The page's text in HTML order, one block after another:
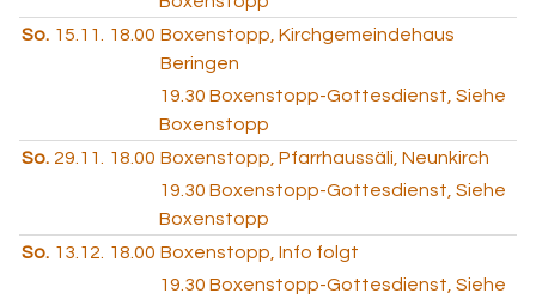
So. 15.11. 18.00 Boxenstopp, Kirchgemeindehaus
Beringen
19.30 Boxenstopp-Gottesdienst, Siehe
Boxenstopp
So. 29.11. 18.00 Boxenstopp, Pfarrhaussäli, Neunkirch
19.30 Boxenstopp-Gottesdienst, Siehe
Boxenstopp
So. 13.12. 18.00 Boxenstopp, Info folgt
19.30 Boxenstopp-Gottesdienst, Siehe